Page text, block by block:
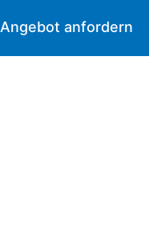
Angebot anfordern